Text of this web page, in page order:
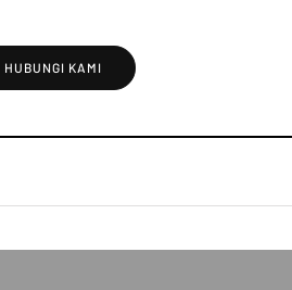
HUBUNGI KAMI